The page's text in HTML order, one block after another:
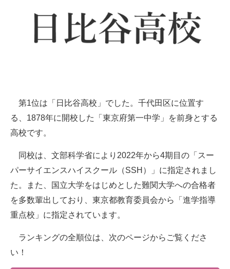
第1位は「日比谷高校」でした。千代田区に位置す
る、1878年に開校した「東京府第一中学」を前身とする
高校です。
同校は、文部科学省により2022年から4期目の「スー
パーサイエンスハイスクール（SSH）」に指定されまし
た。また、国立大学をはじめとした難関大学への合格者
を多数輩出しており、東京都教育委員会から「進学指導
重点校」に指定されています。
ランキングの全順位は、次のページからご覧くださ
い！